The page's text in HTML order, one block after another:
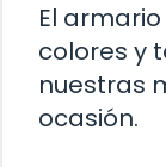
El
colores y
nuestras
ocasión.